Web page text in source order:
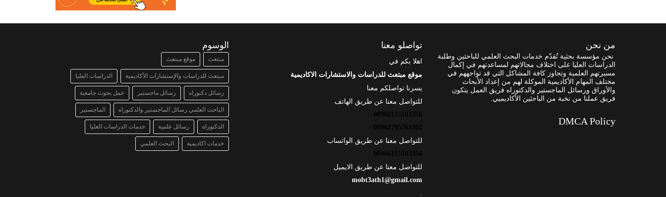
من نحن
نحن مؤسسة بحثية تُقدّم خدمات البحث العلمي للباحثين وطلبة
الدراسات العليا على اختلاف مجالاتهم لمساعدتهم في إكمال
مسيرتهم العلمية وتجاوز كافة المشاكل التي قد تواجههم في
مختلف المهام الأكاديمية الموكلة لهم من إعداد الأبحاث
والأوراق ورسائل الماجستير والدكتوراه فريق العمل يتكون
فريق عملنا من نخبة من الباحثين الأكاديميي.
DMCA Policy
تواصلو معنا
اهلا بكم في
موقع مبتعث للدراسات والاستشارات الاكاديمية
يسرنا تواصلكم معنا
للتواصل معنا عن طريق الهاتف
00966115103356
00962795763302
للتواصل معنا عن طريق الواتساب
00966115103356
للتواصل معنا عن طريق الايميل
mobt3ath1@gmail.com
الوسوم
مبتعث موقع مبتعث
مبتعث للدراسات والإستشارات الأكاديمية الدراسات العليا
رسائل دكتوراه رسائل ماجستير عمل بحوث جامعية
الباحث العلمي رسائل الماجستير والدكتوراه الماجستير
الدكتوراة رسائل علمية خدمات الدراسات العليا
خدمات اكاديمية البحث العلمي